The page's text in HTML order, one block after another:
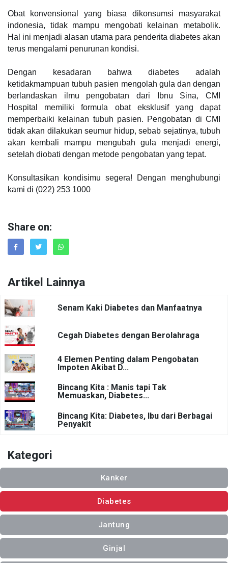
Obat konvensional yang biasa dikonsumsi masyarakat
indonesia, tidak mampu mengobati kelainan metabolik.
Hal ini menjadi alasan utama para penderita diabetes akan
terus mengalami penurunan kondisi.
Dengan kesadaran bahwa diabetes adalah
ketidakmampuan tubuh pasien mengolah gula dan dengan
berlandaskan ilmu pengobatan dari Ibnu Sina, CMI
Hospital memiliki formula obat eksklusif yang dapat
memperbaiki kelainan tubuh pasien. Pengobatan di CMI
tidak akan dilakukan seumur hidup, sebab sejatinya, tubuh
akan kembali mampu mengubah gula menjadi energi,
setelah diobati dengan metode pengobatan yang tepat.
Konsultasikan kondisimu segera! Dengan menghubungi
kami di (022) 253 1000
Share on:
Artikel Lainnya
Senam Kaki Diabetes dan Manfaatnya
Cegah Diabetes dengan Berolahraga
4 Elemen Penting dalam Pengobatan
Impoten Akibat D...
Bincang Kita : Manis tapi Tak
Memuaskan, Diabetes...
Bincang Kita: Diabetes, Ibu dari Berbagai
Penyakit
Kategori
Kanker
Diabetes
Jantung
Ginjal